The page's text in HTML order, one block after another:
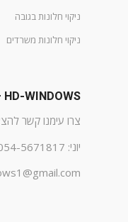
ניקוי חלונות בגובה
ניקוי חלונות משרדים
HD-WINDOWS – ניקוי חלונות
צרו עימנו קשר
יוני: 054-5671817